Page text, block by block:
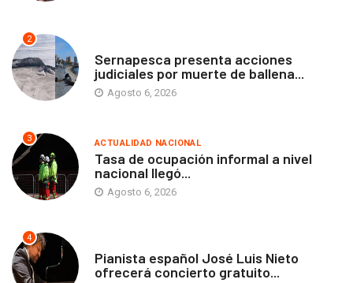
2
Sernapesca presenta acciones
judiciales por muerte de ballena...
Agosto 6, 2026
3 ACTUALIDAD NACIONAL
Tasa de ocupación informal a nivel
nacional llegó...
Agosto 6, 2026
4
Pianista español José Luis Nieto
ofrecerá concierto gratuito...